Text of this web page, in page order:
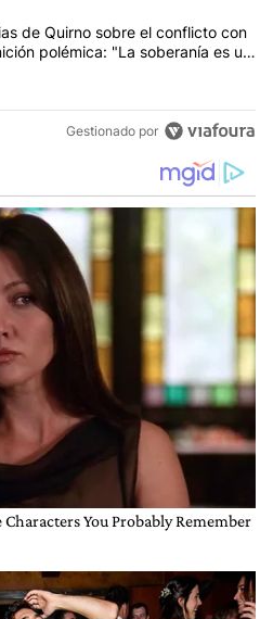
el título "Las inconsistencias de
de Quirno sobre el conflicto con
polémica: "La soberanía es un
Gestionado por